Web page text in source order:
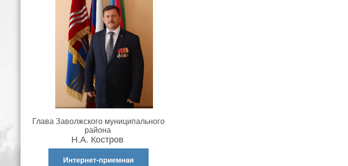
Глава Заволжского муниципального
района
Н.А. Костров
Интернет-приемная